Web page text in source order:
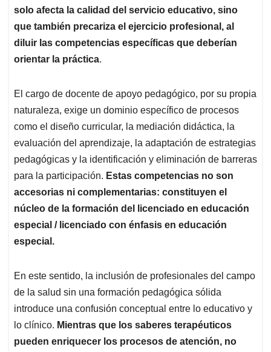
solo afecta la calidad del servicio educativo, sino
que también precariza el ejercicio profesional, al
diluir las competencias específicas que deberían
orientar la práctica.
El cargo de docente de apoyo pedagógico, por su propia
naturaleza, exige un dominio específico de procesos
como el diseño curricular, la mediación didáctica, la
evaluación del aprendizaje, la adaptación de estrategias
pedagógicas y la identificación y eliminación de barreras
para la participación. Estas competencias no son
accesorias ni complementarias: constituyen el
núcleo de la formación del licenciado en educación
especial / licenciado con énfasis en educación
especial.
En este sentido, la inclusión de profesionales del campo
de la salud sin una formación pedagógica sólida
introduce una confusión conceptual entre lo educativo y
lo clínico. Mientras que los saberes terapéuticos
pueden enriquecer los procesos de atención, no